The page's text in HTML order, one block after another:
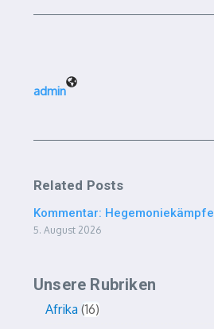
admin
Related Posts
Kommentar: Hegemoniekämpfe
5. August 2026
Unsere Rubriken
Afrika 16